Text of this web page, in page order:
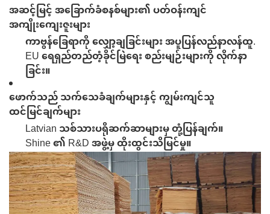
အဆင့်မြင့် အခြောက်ခံစနစ်များ၏ ပတ်ဝန်းကျင်
အကျိုးကျေးဇူးများ
ကာဗွန်ခြေရာကို လျှော့ချခြင်းများအပူပြန်လည်နာလန်ထူ.
EU ရေရှည်တည်တံ့ခိုင်မြဲရေး စည်းမျဉ်းများကို လိုက်နာ
ခြင်း။
ဖောက်သည် သက်သေခံချက်များနှင့် ကျွမ်းကျင်သူ
ထင်မြင်ချက်များ
Latvian သစ်သားပရိုဆက်ဆာများမှ တုံ့ပြန်ချက်။
Shine ၏ R&D အဖွဲ့မှ ထိုးထွင်းသိမြင်မှု။